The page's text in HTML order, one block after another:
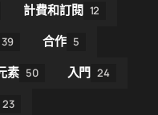
計費和訂閱 12
39 合作 5
素 50 入門 24
23